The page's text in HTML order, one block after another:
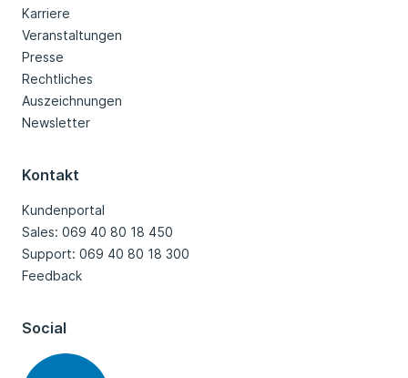
Karriere
Veranstaltungen
Presse
Rechtliches
Auszeichnungen
Newsletter
Kontakt
Kundenportal
Sales: 069 40 80 18 450
Support: 069 40 80 18 300
Feedback
Social